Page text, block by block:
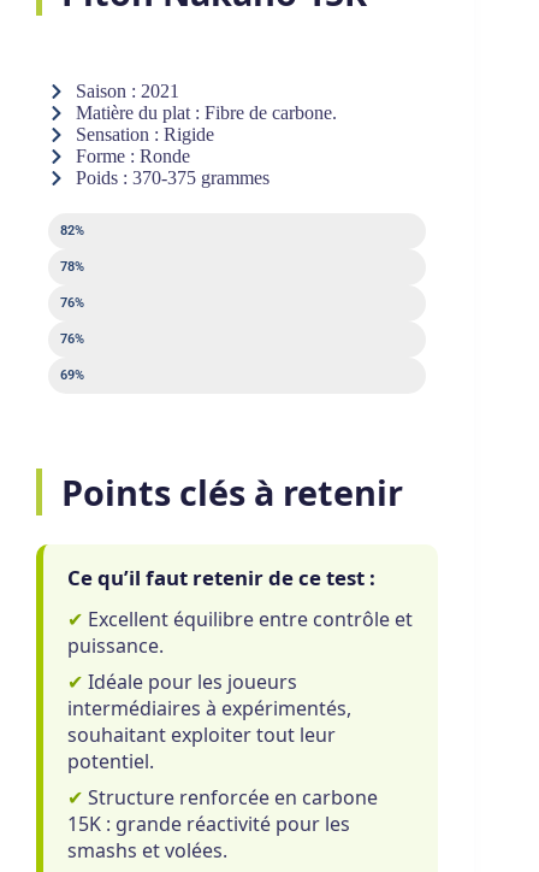
Saison : 2021
Matière du plat : Fibre de carbone.
Sensation : Rigide
Forme : Ronde
Poids : 370-375 grammes
Puissance
82%
Contrôle
78%
Sweet spot
76%
Sortie de balle
76%
Maniabilité
69%
Points clés à retenir
Ce qu’il faut retenir de ce test :
✔ Excellent équilibre entre contrôle et
puissance.
✔ Idéale pour les joueurs
intermédiaires à expérimentés,
souhaitant exploiter tout leur
potentiel.
✔ Structure renforcée en carbone
15K : grande réactivité pour les
smashs et volées.